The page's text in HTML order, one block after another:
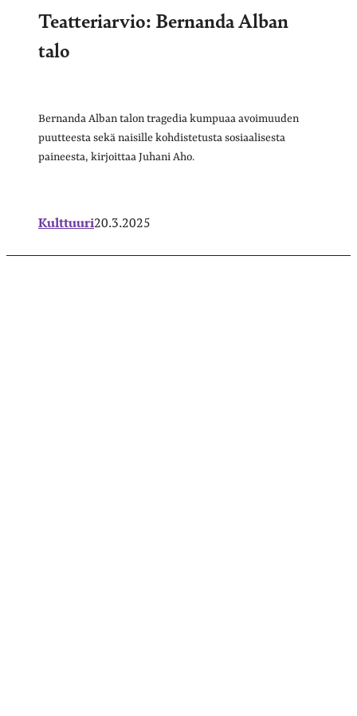
Teatteriarvio: Bernanda Alban
talo
Bernanda Alban talon tragedia kumpuaa avoimuuden
puutteesta sekä naisille kohdistetusta sosiaalisesta
paineesta, kirjoittaa Juhani Aho.
Kulttuuri20.3.2025